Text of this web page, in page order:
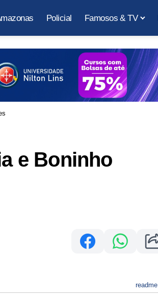
Policial Famosos & TV
e Boninho
readme